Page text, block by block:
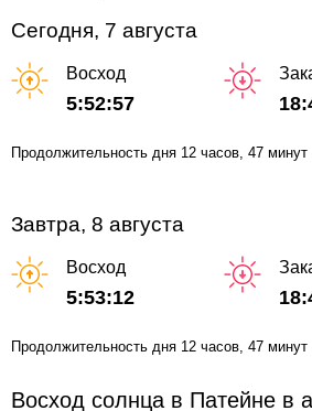
Сегодня, 7 августа
Восход
5:52:57
Продолжительность дня 12 часов , 47 минут
Завтра, 8 августа
Восход
5:53:12
Продолжительность дня 12 часов, 47 минут
Восход солнца в Патейне в